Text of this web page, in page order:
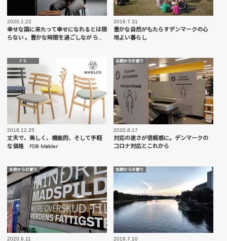
2020.1.22
幸せな国に来たって幸せになれるとは限
らない 。豊かな時間を過ごしなが ら…
2019.7.31
豊かな自然がもたらすデンマークの心
地よい暮らし
P R
2018.12.25
丈夫で、美しく、機能的、そして手軽
な価格 FDB Møbler
北欧からの便り
2020.8.17
対応の速さが信頼感に。デンマークの
コロナ対応とこれから
北欧からの便り
2020.6.11
北欧からの便り
2019.7.10